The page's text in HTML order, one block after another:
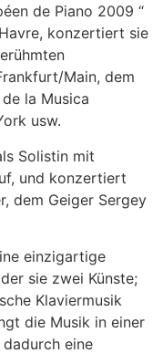
de Piano 2009 “
konzertiert sie
Main, dem
la Musica
usw.
Solistin mit
und konzertiert
dem Geiger Sergey
einzigartige
sie zwei Künste;
Klaviermusik
die Musik in einer
eine